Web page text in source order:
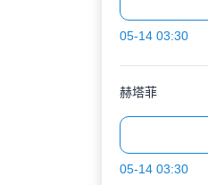
05-14 03:30
赫塔菲
05-14 03:30